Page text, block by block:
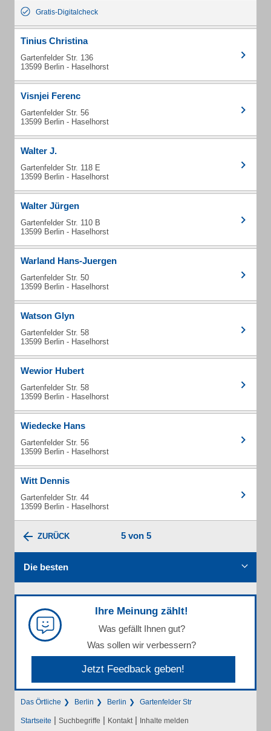
Gratis-Digitalcheck
Tinius Christina
Gartenfelder Str. 136
13599 Berlin - Haselhorst
Visnjei Ferenc
Gartenfelder Str. 56
13599 Berlin - Haselhorst
Walter J.
Gartenfelder Str. 118 E
13599 Berlin - Haselhorst
Walter Jürgen
Gartenfelder Str. 110 B
13599 Berlin - Haselhorst
Warland Hans-Juergen
Gartenfelder Str. 50
13599 Berlin - Haselhorst
Watson Glyn
Gartenfelder Str. 58
13599 Berlin - Haselhorst
Wewior Hubert
Gartenfelder Str. 58
13599 Berlin - Haselhorst
Wiedecke Hans
Gartenfelder Str. 56
13599 Berlin - Haselhorst
Witt Dennis
Gartenfelder Str. 44
13599 Berlin - Haselhorst
ZURÜCK 5 von 5
Die besten
Ihre Meinung zählt!
Was gefällt Ihnen gut?
Was sollen wir verbessern?
Jetzt Feedback geben!
Das Örtliche Berlin Berlin Gartenfelder Str
Startseite | Suchbegriffe | Kontakt | Inhalte melden